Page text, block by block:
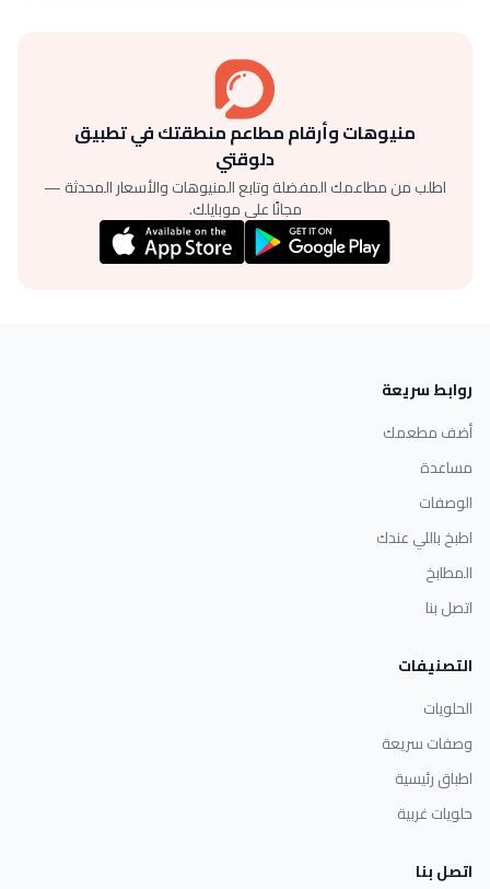
منيوهات وأرقام مطاعم منطقتك في تطبيق
دلوقتي
اطلب من مطاعمك المفضلة وتابع المنيوهات والأسعار المحدثة —
مجانًا على موبايلك.
روابط سريعة
أضف مطعمك
مساعدة
الوصفات
اطبخ باللي عندك
المطابخ
اتصل بنا
التصنيفات
الحلويات
وصفات سريعة
اطباق رئيسية
حلويات غربية
اتصل بنا